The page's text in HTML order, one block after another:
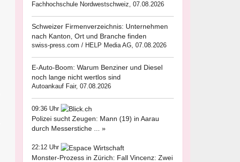
Fachhochschule Nordwestschweiz, 07.08.2026
Schweizer Firmenverzeichnis: Unternehmen
nach Kanton, Ort und Branche finden
swiss-press.com / HELP Media AG, 07.08.2026
E-Auto-Boom: Warum Benziner und Diesel
noch lange nicht wertlos sind
Autoankauf Fair, 07.08.2026
09:36 Uhr
Polizei sucht Zeugen: Mann (19) in Aarau
durch Messerstiche ... »
22:12 Uhr
Monster-Prozess in Zürich: Fall Vincenz: Zwei